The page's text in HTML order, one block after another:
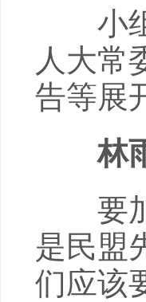
小组
人大常
告等展
林雨
要加
是民盟
们应该